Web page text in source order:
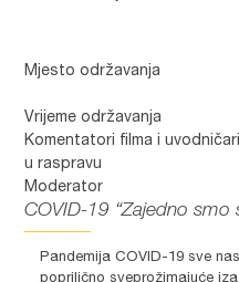
Mjesto održavanja
Vrijeme održavanja
Komentatori filma i uvodničari
u raspravu
Moderator
COVID-19 “Zajedno smo
Pandemija COVID-19 sve